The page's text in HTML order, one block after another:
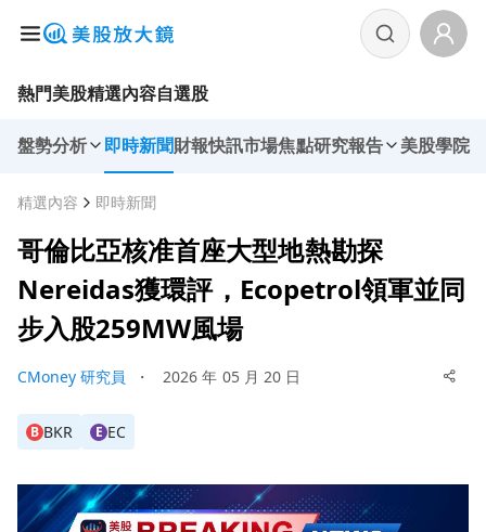
熱門美股精選內容自選股
盤勢分析 即時新聞財報快訊市場焦點研究報告 美股學院
精選內容 即時新聞
哥倫比亞核准首座大型地熱勘探
Nereidas獲環評，Ecopetrol領軍並同
步入股259MW風場
CMoney 研究員 ・ 2026 年 05 月 20 日
B BKR E EC